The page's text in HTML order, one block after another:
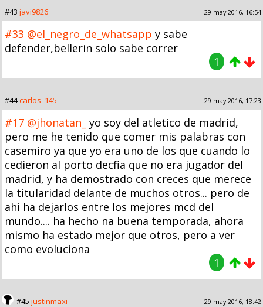
#43 javi9826 29 may 2016, 16:54
#33 @el_negro_de_whatsapp y sabe
defender,bellerin solo sabe correr
1
#44carlos_145 29 may 2016, 17:23
#17 @jhonatan_ yo soy del atletico de madrid,
pero me he tenido que comer mis palabras con
casemiro ya que yo era uno de los que cuando lo
cedieron al porto decfia que no era jugador del
madrid, y ha demostrado con creces que merece
la titularidad delante de muchos otros... pero de
ahi ha dejarlos entre los mejores mcd del
mundo.... ha hecho na buena temporada, ahora
mismo ha estado mejor que otros, pero a ver
como evoluciona
1
#45 justinmaxi 29 may 2016, 18:42